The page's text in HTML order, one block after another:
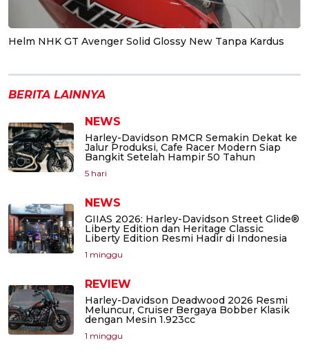
Helm NHK GT Avenger Solid Glossy New Tanpa Kardus
BERITA LAINNYA
NEWS
Harley-Davidson RMCR Semakin Dekat ke
Jalur Produksi, Cafe Racer Modern Siap
Bangkit Setelah Hampir 50 Tahun
5 hari
NEWS
GIIAS 2026: Harley-Davidson Street Glide®
Liberty Edition dan Heritage Classic
Liberty Edition Resmi Hadir di Indonesia
1 minggu
REVIEW
Harley-Davidson Deadwood 2026 Resmi
Meluncur, Cruiser Bergaya Bobber Klasik
dengan Mesin 1.923cc
1 minggu